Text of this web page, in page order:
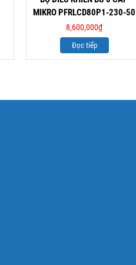
MIKRO PFRLCD80P1-230-50
8,600,000₫
Đọc tiếp